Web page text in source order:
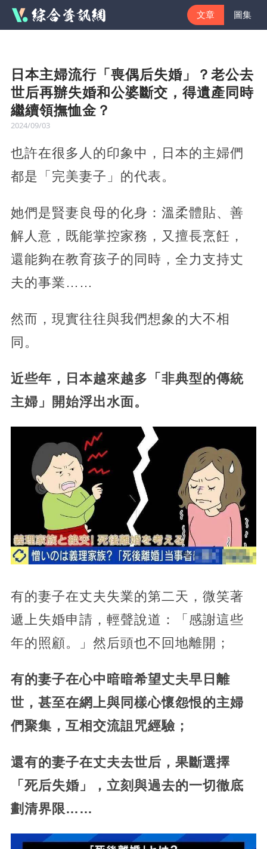
文章 圖集
日本主婦流行「喪偶后失婚」？老公去
世后再辦失婚和公婆斷交，得遺產同時
繼續領撫恤金？
2024/09/03
也許在很多人的印象中，日本的主婦們
都是「完美妻子」的代表。
她們是賢妻良母的化身：溫柔體貼、善
解人意，既能掌控家務，又擅長烹飪，
還能夠在教育孩子的同時，全力支持丈
夫的事業……
然而，現實往往與我們想象的大不相
同。
近些年，日本越來越多「非典型的傳統
主婦」開始浮出水面。
有的妻子在丈夫失業的第二天， 微笑著
遞上失婚申請，輕聲說道：「感謝這些
年的照顧。」然后頭也不回地離開；
有的妻子在心中暗暗希望丈夫早日離
世，甚至在網上與同樣心懷怨恨的主婦
們聚集，互相交流詛咒經驗；
還有的妻子在丈夫去世后，果斷選擇
「死后失婚」，立刻與過去的一切徹底
劃清界限……